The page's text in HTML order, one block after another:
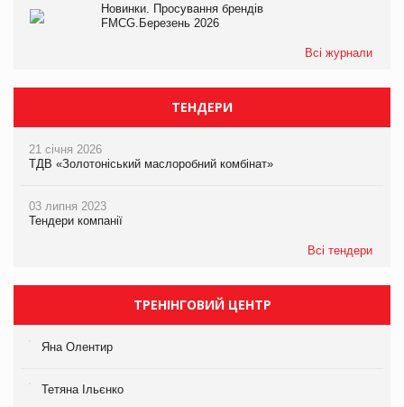
Новинки. Просування брендів
FMCG.Березень 2026
Всі журнали
ТЕНДЕРИ
21 січня 2026
ТДВ «Золотоніський маслоробний комбінат»
03 липня 2023
Тендери компанії
Всі тендери
ТРЕНІНГОВИЙ ЦЕНТР
Яна Олентир
Тетяна Ільєнко